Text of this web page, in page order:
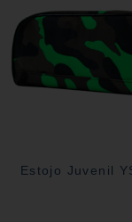
Estojo Juvenil